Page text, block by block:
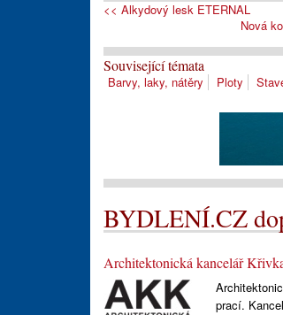
<< Alkydový lesk ETERNAL
Nová
Související témata
Barvy, laky, nátěry Ploty
BYDLENÍ.CZ
Architektonická kancelář
prací.